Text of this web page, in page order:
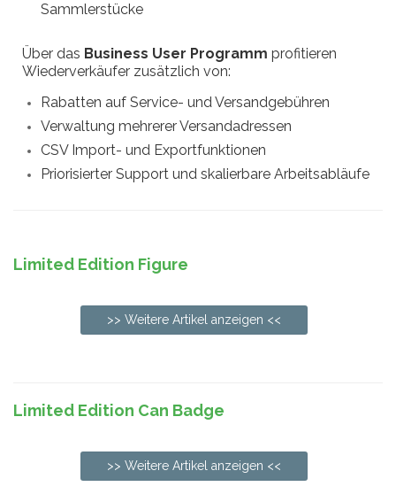
Sammlerstücke
Über das Business User Programm profitieren
Wiederverkäufer zusätzlich von:
Rabatten auf Service- und Versandgebühren
Verwaltung mehrerer Versandadressen
CSV Import- und Exportfunktionen
Priorisierter Support und skalierbare Arbeitsabläufe
Limited Edition Figure
>> Weitere Artikel anzeigen <<
Limited Edition Can Badge
>> Weitere Artikel anzeigen <<